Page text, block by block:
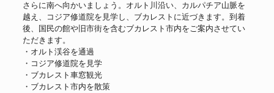
さらに南へ向かいましょう。オルト川沿い、カルパチア山脈を
越え、コジア修道院を見学し、ブカレストに近づきます。到着
後、国民の館や旧市街を含むブカレスト市内をご案内させてい
ただきます。
・オルト渓谷を通過
・コジア修道院を見学
・ブカレスト車窓観光
・ブカレスト市内を散策